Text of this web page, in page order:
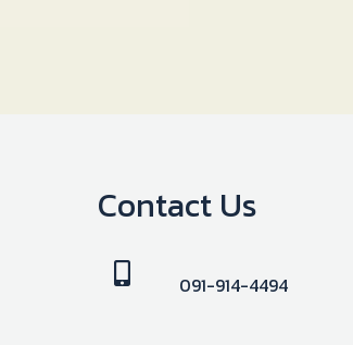
Contact Us
091-914-4494